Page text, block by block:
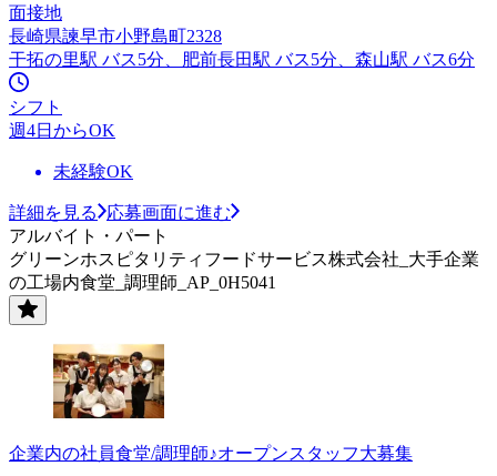
面接地
長崎県諫早市小野島町2328
干拓の里駅 バス5分、肥前長田駅 バス5分、森山駅 バス6分
シフト
週4日からOK
未経験OK
詳細を見る
応募画面に進む
アルバイト・パート
グリーンホスピタリティフードサービス株式会社_大手企業
の工場内食堂_調理師_AP_0H5041
企業内の社員食堂/調理師♪オープンスタッフ大募集